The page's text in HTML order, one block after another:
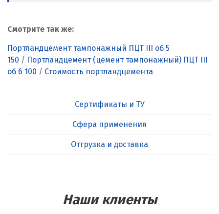
Смотрите так же:
Портландцемент тампонажный ПЦТ III об 5
150 / Портландцемент (цемент тампонажный) ПЦТ III
об 6 100 / Стоимость портландцемента
Сертификаты и ТУ
Сфера применения
Отгрузка и доставка
Наши клиенты